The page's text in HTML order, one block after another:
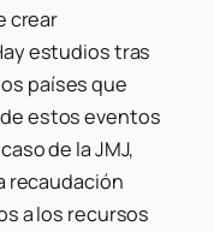
crear
estudios tras
países que
estos eventos
de la JMJ,
recaudación
a los recursos